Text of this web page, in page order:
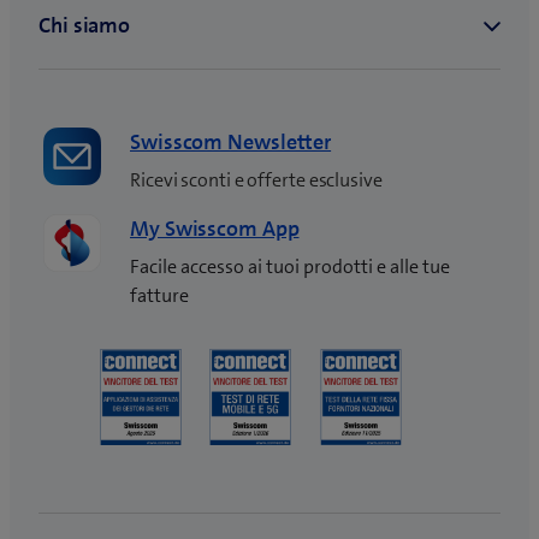
Swisscom Newsletter
Ricevi sconti e offerte esclusive
My Swisscom App
Facile accesso ai tuoi prodotti e alle tue
fatture